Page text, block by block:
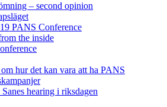
– second opinion
PANS Conference
the inside
hur det kan vara att ha PANS
hearing i riksdagen